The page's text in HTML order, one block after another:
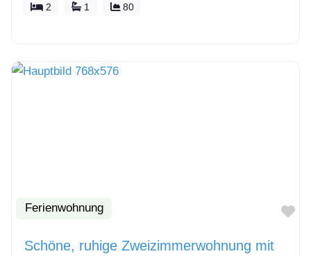
2 1 80
Ferienwohnung
Schöne, ruhige Zweizimmerwohnung mit